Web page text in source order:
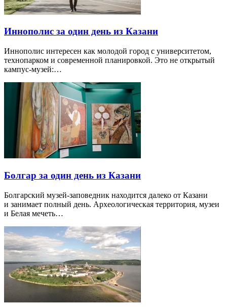
Иннополис за один день из Казани
Иннополис интересен как молодой город с университетом,
технопарком и современной планировкой. Это не открытый
кампус-музей:…
Болгар за один день из Казани
Болгарский музей-заповедник находится далеко от Казани
и занимает полный день. Археологическая территория, музеи
и Белая мечеть…